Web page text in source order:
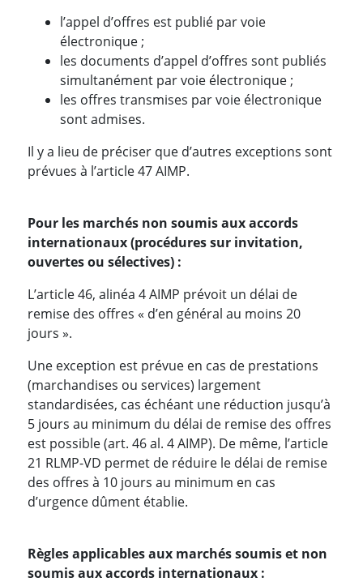
l’appel d’offres est publié par voie
électronique ;
les documents d’appel d’offres sont publiés
simultanément par voie électronique ;
les offres transmises par voie électronique
sont admises.
Il y a lieu de préciser que d’autres exceptions sont
prévues à l’article 47 AIMP.
Pour les marchés non soumis aux accords
internationaux (procédures sur invitation,
ouvertes ou sélectives) :
L’article 46, alinéa 4 AIMP prévoit un délai de
remise des offres « d’en général au moins 20
jours ».
Une exception est prévue en cas de prestations
(marchandises ou services) largement
standardisées, cas échéant une réduction jusqu’à
5 jours au minimum du délai de remise des offres
est possible (art. 46 al. 4 AIMP). De même, l’article
21 RLMP-VD permet de réduire le délai de remise
des offres à 10 jours au minimum en cas
d’urgence dûment établie.
Règles applicables aux marchés soumis et non
soumis aux accords internationaux :